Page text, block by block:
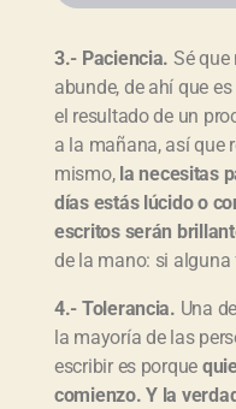
3.- Paciencia. Sé que
abunde, de ahí que
el resultado de un
a la mañana, así que
mismo, la necesitas
días estás lúcido o
escritos serán
de la mano: si
4.- Tolerancia. Una
la mayoría de las
escribir es porque
comienzo. Y la